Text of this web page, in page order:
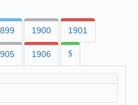
1900 1901
1906 $